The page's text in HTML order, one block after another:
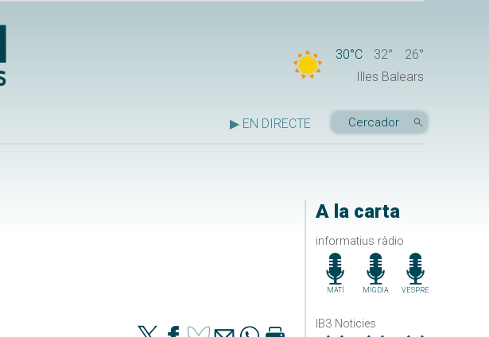
30°C 32°
26°
Illes Balears
▶ EN DIRECTE
A la carta
informatius ràdio
MATÍ MIGDIA VESPRE
IB3 Noticies